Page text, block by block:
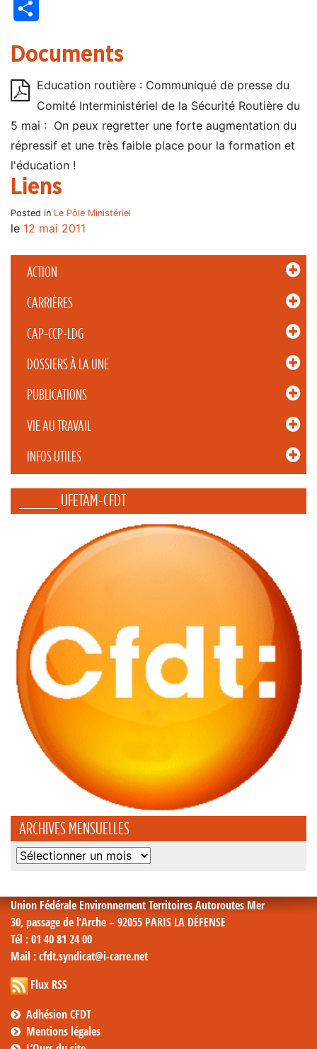
ACTION
CARRIÈRES
CAP-CCP-LDG
DOSSIERS À LA UNE
PUBLICATIONS
VIE AU TRAVAIL
INFOS UTILES
_____ UFETAM-CFDT
ARCHIVES MENSUELLES
Archives
Documents
Education routière : Communiqué de presse du
Comité Interministériel de la Sécurité Routière du
5 mai : On peux regretter une forte augmentation du
répressif et une très faible place pour la formation et
l'éducation !
Liens
Posted in Le Pôle Ministériel
le 12 mai 2011
Union Fédérale Environnement Territoires Autoroutes Mer
30, passage de l’Arche – 92055 PARIS LA DÉFENSE
Tél : 01 40 81 24 00
Mail : cfdt.syndicat@i-carre.net
Flux RSS
Adhésion CFDT
Mentions légales